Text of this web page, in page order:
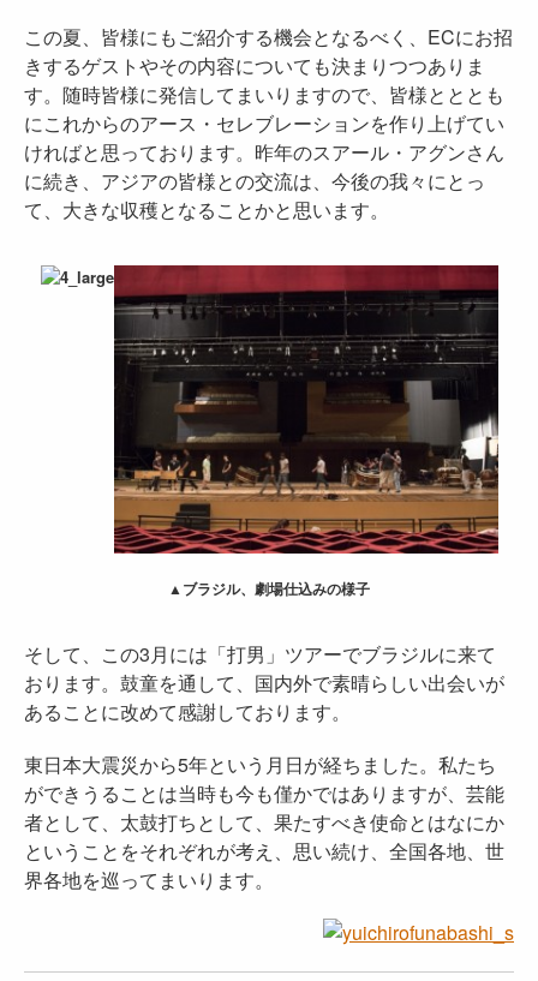
この夏、皆様にもご紹介する機会となるべく、ECにお招
きするゲストやその内容についても決まりつつありま
す。随時皆様に発信してまいりますので、皆様とととも
にこれからのアース・セレブレーションを作り上げてい
ければと思っております。昨年のスアール・アグンさん
に続き、アジアの皆様との交流は、今後の我々にとっ
て、大きな収穫となることかと思います。
▲ブラジル、劇場仕込みの様子
そして、この3月には「打男」ツアーでブラジルに来て
おります。鼓童を通して、国内外で素晴らしい出会いが
あることに改めて感謝しております。
東日本大震災から5年という月日が経ちました。私たち
ができうることは当時も今も僅かではありますが、芸能
者として、太鼓打ちとして、果たすべき使命とはなにか
ということをそれぞれが考え、思い続け、全国各地、世
界各地を巡ってまいります。